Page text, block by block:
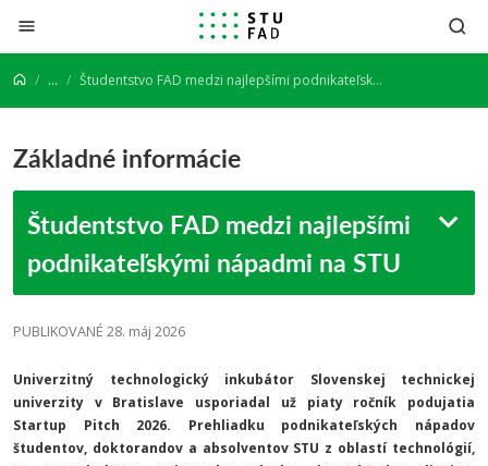
Prejsť na obsah
... Študentstvo FAD medzi najlepšími podnikateľskými nápadmi na STU
Základné informácie
Študentstvo FAD medzi najlepšími
podnikateľskými nápadmi na STU
PUBLIKOVANÉ 28. máj 2026
Univerzitný technologický inkubátor Slovenskej technickej
univerzity v Bratislave usporiadal už piaty ročník podujatia
Startup Pitch 2026. Prehliadku podnikateľských nápadov
študentov, doktorandov a absolventov STU z oblastí technológií,